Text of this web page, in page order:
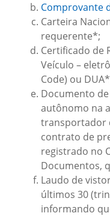
Comprovante
Carteira
requerente*;
Certificado de
Veículo –
Code) ou
Documento
autônomo na
transportador
contrato de
registrado no
Documentos,
Laudo de
últimos 30
informando